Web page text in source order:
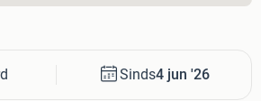
Sinds4 jun '26